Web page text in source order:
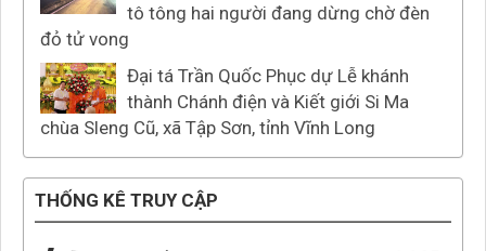
tô tông hai người đang dừng chờ đèn
đỏ tử vong
Đại tá Trần Quốc Phục dự Lễ khánh
thành Chánh điện và Kiết giới Si Ma
chùa Sleng Cũ, xã Tập Sơn, tỉnh Vĩnh Long
THỐNG KÊ TRUY CẬP